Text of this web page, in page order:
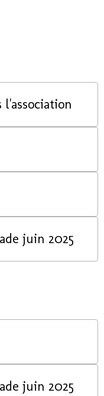
l'association
inscription Passage de grade juin 2025
inscription Passage de grade juin 2025